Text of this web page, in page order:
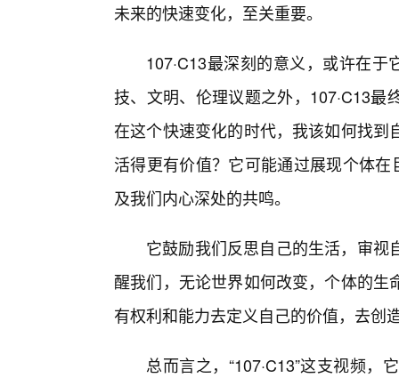
未来的快速变化，至关重要。
107·C13最深刻的意义，或许在
技、文明、伦理议题之外，107·C13
在这个快速变化的时代，我该如何找
活得更有价值？它可能通过展现个体
及我们内心深处的共鸣。
它鼓励我们反思自己的生活，审
醒我们，无论世界如何改变，个体的
有权利和能力去定义自己的价值，去创
总而言之，“107·C13”这支视频